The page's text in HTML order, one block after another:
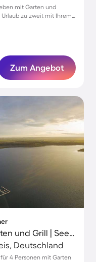
mit Garten und
zu zweit mit Ihrem
Zum Angebot
Ferienhaus mit Terrasse, Garten und Grill | Seeblick
Deutschland
4 Personen mit Garten